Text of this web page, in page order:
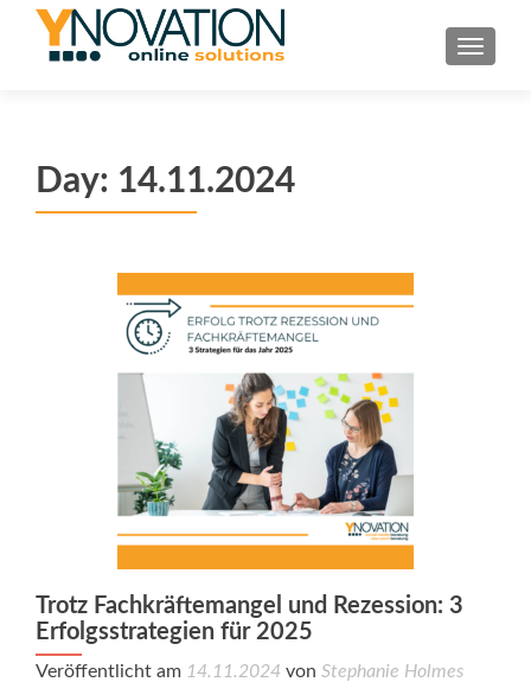
Day: 14.11.2024
Trotz Fachkräftemangel und Rezession: 3
Erfolgsstrategien für 2025
Veröffentlicht am 14.11.2024 von Stephanie Holmes